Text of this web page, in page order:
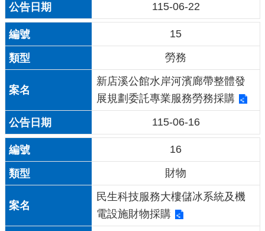
115-06-22
15
勞務
新店溪公館水岸河濱廊帶整體發
展規劃委託專業服務勞務採購
115-06-16
16
財物
民生科技服務大樓儲冰系統及機
電設施財物採購